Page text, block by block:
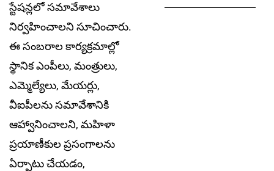
స్టేషన్లలో సమావేశాలు
నిర్వహించాలని సూచించారు.
ఈ సంబరాల కార్యక్రమాల్లో
స్థానిక ఎంపీలు, మంత్రులు,
ఎమ్మెల్యేలు, మేయర్లు,
వీఐపీలను సమావేశానికి
ఆహ్వానించాలని, మహిళా
ప్రయాణీకుల ప్రసంగాలను
ఏర్పాటు చేయడం,